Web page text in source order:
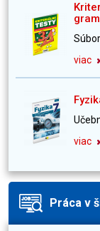
viac
viac
Práca v